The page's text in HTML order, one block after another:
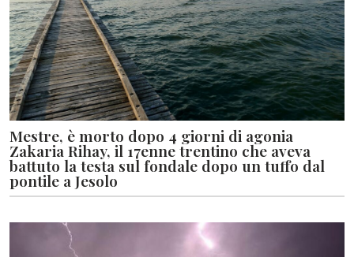
Mestre, è morto dopo 4 giorni di agonia
Zakaria Rihay, il 17enne trentino che aveva
battuto la testa sul fondale dopo un tuffo dal
pontile a Jesolo